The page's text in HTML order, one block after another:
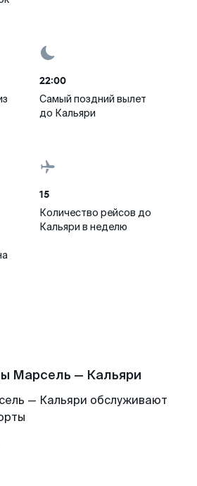
22:00
Самый поздний вылет
до Кальяри
15
Количество рейсов до
Кальяри в неделю
Марсель — Кальяри
— Кальяри обслуживают